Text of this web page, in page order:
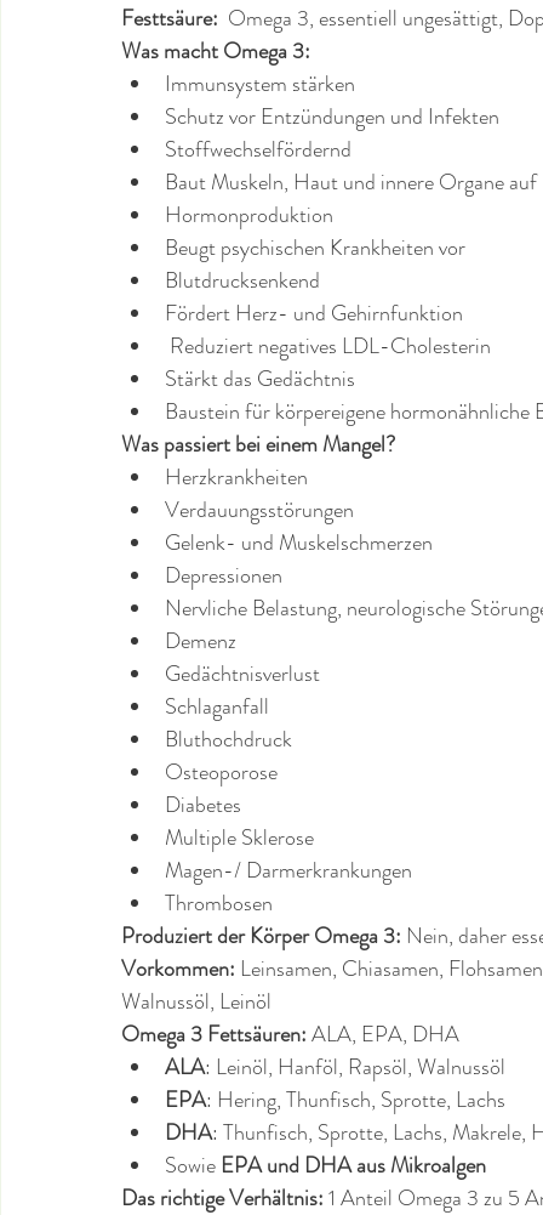
Festtsäure: Omega 3, essentiell ungesättigt,
Was macht Omega 3:
Immunsystem stärken
Schutz vor Entzündungen und Infekten
Stoffwechselfördernd
Baut Muskeln, Haut und innere Organe auf
Hormonproduktion
Beugt psychischen Krankheiten vor
Blutdrucksenkend
Fördert Herz- und Gehirnfunktion
Reduziert negatives LDL-Cholesterin
Stärkt das Gedächtnis
Baustein für körpereigene hormonähnliche
Was passiert bei einem Mangel?
Herzkrankheiten
Verdauungsstörungen
Gelenk- und Muskelschmerzen
Depressionen
Nervliche Belastung, neurologische
Demenz
Gedächtnisverlust
Schlaganfall
Bluthochdruck
Osteoporose
Diabetes
Multiple Sklerose
Magen-/ Darmerkrankungen
Thrombosen
Produziert der Körper Omega 3: Nein, daher
Vorkommen: Leinsamen, Chiasamen,
Walnussöl, Leinöl
Omega 3 Fettsäuren: ALA, EPA, DHA
ALA: Leinöl, Hanföl, Rapsöl, Walnussöl
EPA: Hering, Thunfisch, Sprotte, Lachs
DHA: Thunfisch, Sprotte, Lachs, Makrele,
Sowie EPA und DHA aus Mikroalgen
Das richtige Verhältnis: 1 Anteil Omega 3 zu 5